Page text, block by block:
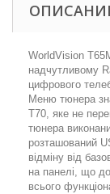
WorldVision
надчутливому
цифрового
Меню тюнера
T70, яке не
тюнера
розташований
відміну від
на панелі, що
всього